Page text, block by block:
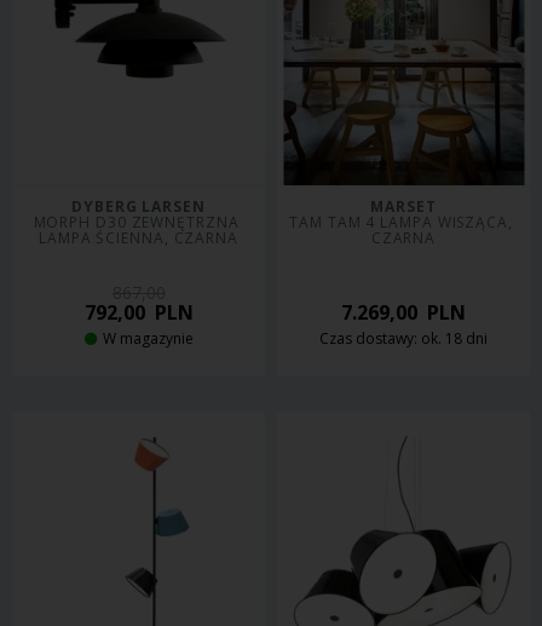
DYBERG LARSEN
MORPH D30 ZEWNĘTRZNA
LAMPA ŚCIENNA, CZARNA
792,00PLN
W magazynie
MARSET
TAM TAM 4 LAMPA WISZĄCA,
CZARNA
7.269,00 PLN
Czas dostawy: ok. 18 dni